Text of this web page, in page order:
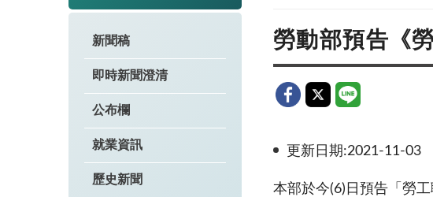
新聞稿
即時新聞澄清
公布欄
就業資訊
歷史新聞
勞動部預告《
更新日期:2021-11-03
本部於今(6) 日預告「勞